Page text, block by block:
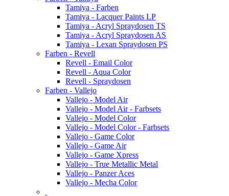
Tamiya - Farben
Tamiya - Lacquer Paints LP
Tamiya - Acryl Spraydosen TS
Tamiya - Acryl Spraydosen AS
Tamiya - Lexan Spraydosen PS
Farben - Revell
Revell - Email Color
Revell - Aqua Color
Revell - Spraydosen
Farben - Vallejo
Vallejo - Model Air
Vallejo - Model Air - Farbsets
Vallejo - Model Color
Vallejo - Model Color - Farbsets
Vallejo - Game Color
Vallejo - Game Air
Vallejo - Game Xpress
Vallejo - True Metallic Metal
Vallejo - Panzer Aces
Vallejo - Mecha Color